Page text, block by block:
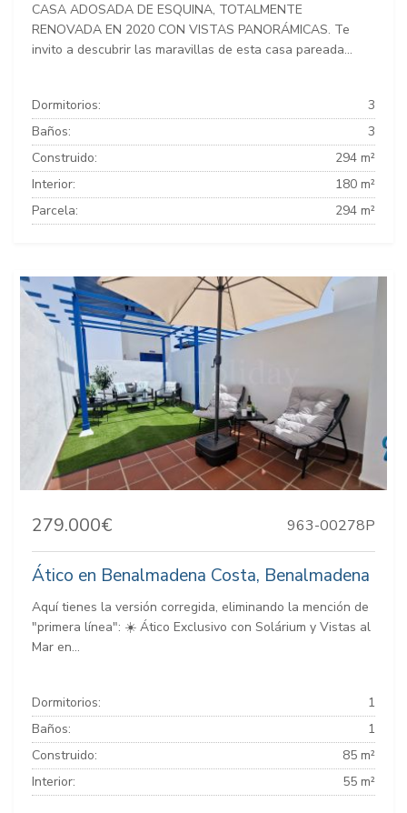
CASA ADOSADA DE ESQUINA, TOTALMENTE
RENOVADA EN 2020 CON VISTAS PANORÁMICAS. Te
invito a descubrir las maravillas de esta casa pareada...
Dormitorios:
3
Baños:
3
Construido:
294 m²
Interior:
180 m²
Parcela:
294 m²
279.000€ 963-00278P
Ático en Benalmadena Costa, Benalmadena
Aquí tienes la versión corregida, eliminando la mención de
"primera línea": ☀️ Ático Exclusivo con Solárium y Vistas al
Mar en...
Dormitorios:
1
Baños:
1
Construido:
85 m²
Interior:
55 m²